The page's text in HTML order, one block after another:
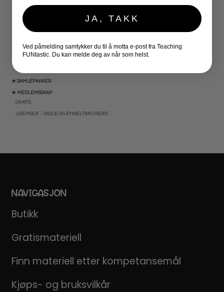
PLANLEGGERE
KLASSEROMSDEKOR
KLASSELEDELSE
BRAIN BREAKS
★ SPILL
★ SAMLEPAKKER
★ MEDLEMSSKAP
GRATIS
LISENSER – SKOLE OG ENKELTBRUKERE
NAVIGASJON
Butikk
Gratismateriell
Finn materiell etter kompetansemål
Kjøps- og bruksvilkår
JA, TAKK
Ved påmelding samtykker du til å motta e-post fra Teaching
FUNtastic. Du kan melde deg av når som helst.